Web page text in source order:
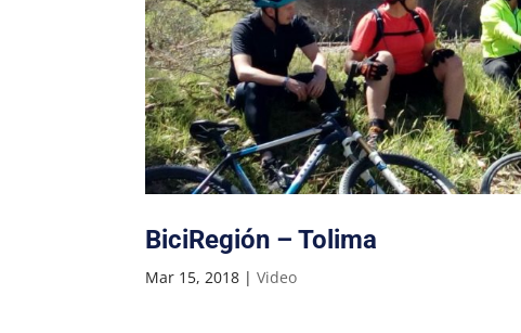
BiciRegión – Tolima
Mar 15, 2018 |Video